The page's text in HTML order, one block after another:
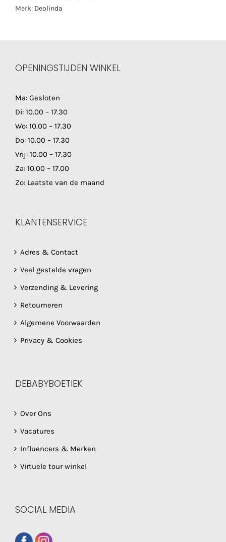
Merk: Deolinda
OPENINGSTIJDEN WINKEL
Ma: Gesloten
Di: 10.00 – 17.30
Wo: 10.00 – 17.30
Do: 10.00 – 17.30
Vrij: 10.00 – 17.30
Za: 10.00 – 17.00
Zo: Laatste van de maand
KLANTENSERVICE
Adres & Contact
Veel gestelde vragen
Verzending & Levering
Retourneren
Algemene Voorwaarden
Privacy & Cookies
DEBABYBOETIEK
Over Ons
Vacatures
Influencers & Merken
Virtuele tour winkel
SOCIAL MEDIA